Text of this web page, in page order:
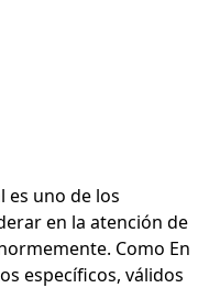
es uno de los
en la atención de
Como En
específicos, válidos